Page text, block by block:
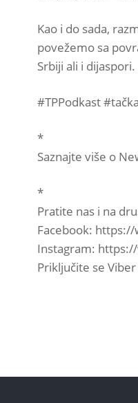
Kao i do sada,
povežemo sa
Srbiji ali i dijaspori.
#TPPodkast
*
Saznajte više o
*
Pratite nas i na
Facebook:
Instagram:
Priključite se